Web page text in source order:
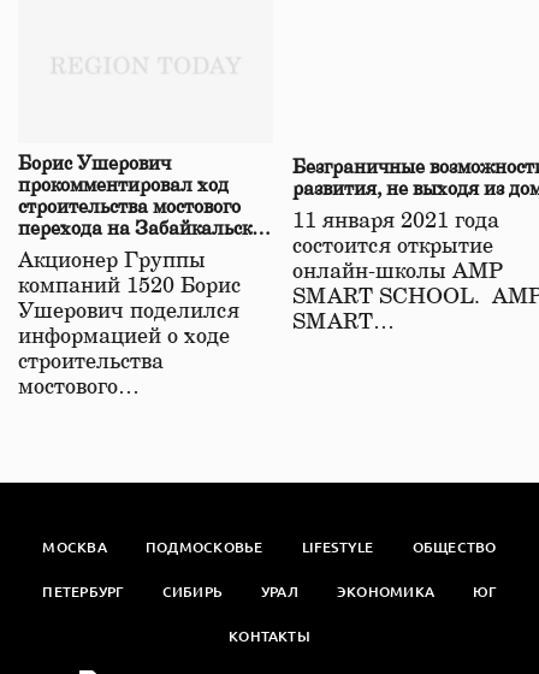
Борис Ушерович
прокомментировал ход
строительства мостового
перехода на Забайкальской
железной дороге
Акционер Группы
компаний 1520 Борис
Ушерович поделился
информацией о ходе
строительства
мостового…
Безграничные
развития, не выходя из
11 января 2021 года
состоится открытие
онлайн-школы АМР
SMART SCHOOL.
SMART…
МОСКВА ПОДМОСКОВЬЕ LIFESTYLE ОБЩЕСТВО
ПЕТЕРБУРГ СИБИРЬ УРАЛ ЭКОНОМИКА ЮГ
КОНТАКТЫ